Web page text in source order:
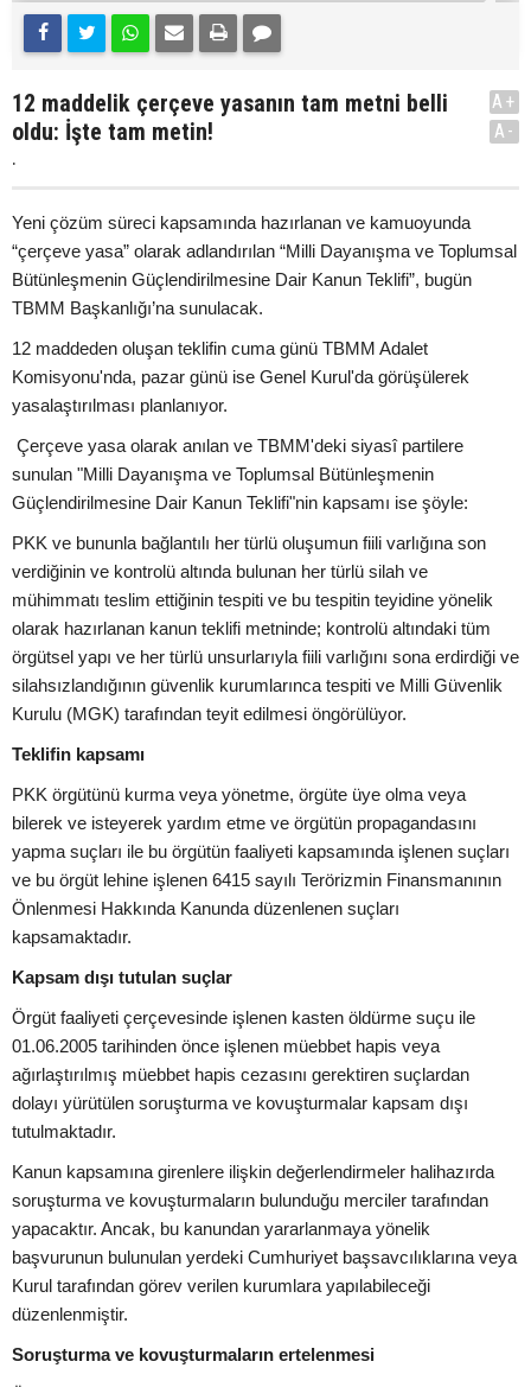
12 maddelik çerçeve yasanın tam metni belli
oldu: İşte tam metin!
.
A+
A-
Yeni çözüm süreci kapsamında hazırlanan ve kamuoyunda
“çerçeve yasa” olarak adlandırılan “Milli Dayanışma ve Toplumsal
Bütünleşmenin Güçlendirilmesine Dair Kanun Teklifi”, bugün
TBMM Başkanlığı’na sunulacak.
12 maddeden oluşan teklifin cuma günü TBMM Adalet
Komisyonu'nda, pazar günü ise Genel Kurul'da görüşülerek
yasalaştırılması planlanıyor.
Çerçeve yasa olarak anılan ve TBMM'deki siyasî partilere
sunulan "Milli Dayanışma ve Toplumsal Bütünleşmenin
Güçlendirilmesine Dair Kanun Teklifi"nin kapsamı ise şöyle:
PKK ve bununla bağlantılı her türlü oluşumun fiili varlığına son
verdiğinin ve kontrolü altında bulunan her türlü silah ve
mühimmatı teslim ettiğinin tespiti ve bu tespitin teyidine yönelik
olarak hazırlanan kanun teklifi metninde; kontrolü altındaki tüm
örgütsel yapı ve her türlü unsurlarıyla fiili varlığını sona erdirdiği ve
silahsızlandığının güvenlik kurumlarınca tespiti ve Milli Güvenlik
Kurulu (MGK) tarafından teyit edilmesi öngörülüyor.
Teklifin kapsamı
PKK örgütünü kurma veya yönetme, örgüte üye olma veya
bilerek ve isteyerek yardım etme ve örgütün propagandasını
yapma suçları ile bu örgütün faaliyeti kapsamında işlenen suçları
ve bu örgüt lehine işlenen 6415 sayılı Terörizmin Finansmanının
Önlenmesi Hakkında Kanunda düzenlenen suçları
kapsamaktadır.
Kapsam dışı tutulan suçlar
Örgüt faaliyeti çerçevesinde işlenen kasten öldürme suçu ile
01.06.2005 tarihinden önce işlenen müebbet hapis veya
ağırlaştırılmış müebbet hapis cezasını gerektiren suçlardan
dolayı yürütülen soruşturma ve kovuşturmalar kapsam dışı
tutulmaktadır.
Kanun kapsamına girenlere ilişkin değerlendirmeler halihazırda
soruşturma ve kovuşturmaların bulunduğu merciler tarafından
yapacaktır. Ancak, bu kanundan yararlanmaya yönelik
başvurunun bulunulan yerdeki Cumhuriyet başsavcılıklarına veya
Kurul tarafından görev verilen kurumlara yapılabileceği
düzenlenmiştir.
Soruşturma ve kovuşturmaların ertelenmesi